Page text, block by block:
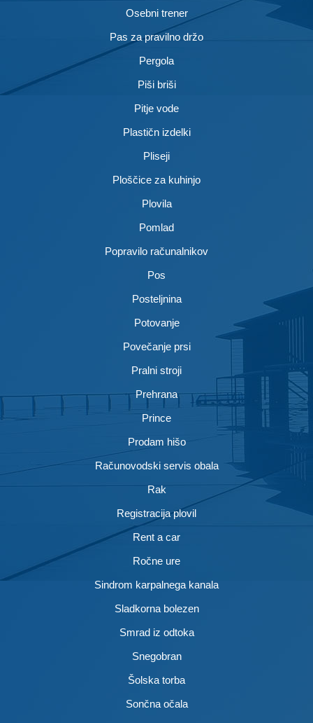
Osebni trener
Pas za pravilno držo
Pergola
Piši briši
Pitje vode
Plastičn izdelki
Pliseji
Ploščice za kuhinjo
Plovila
Pomlad
Popravilo računalnikov
Pos
Posteljnina
Potovanje
Povečanje prsi
Pralni stroji
Prehrana
Prince
Prodam hišo
Računovodski servis obala
Rak
Registracija plovil
Rent a car
Ročne ure
Sindrom karpalnega kanala
Sladkorna bolezen
Smrad iz odtoka
Snegobran
Šolska torba
Sončna očala